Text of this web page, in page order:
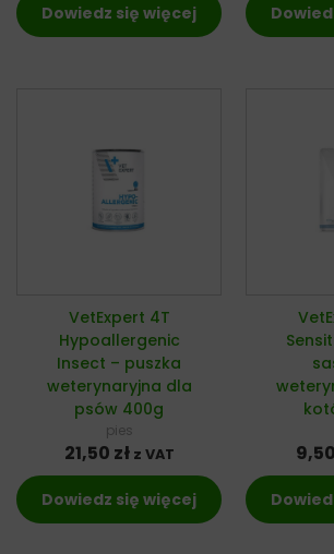
Dowiedz się więcej
VetExpert 4T
Hypoallergenic
Insect – puszka
weterynaryjna dla
psów 400g
pies
21,50 zł z VAT
Dowiedz się więcej
9,50